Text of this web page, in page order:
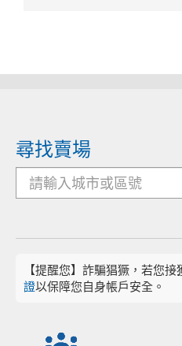
尋找賣場
【提醒您】詐騙猖獗，若您
證以保障您自身帳戶安全。